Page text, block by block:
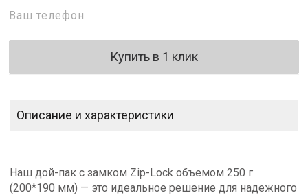
Купить в 1 клик
Описание и характеристики
Наш дой-пак с замком Zip-Lock объемом 250 г
(200*190 мм) — это идеальное решение для надежного